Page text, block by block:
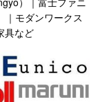
｜モダンワークス
具など